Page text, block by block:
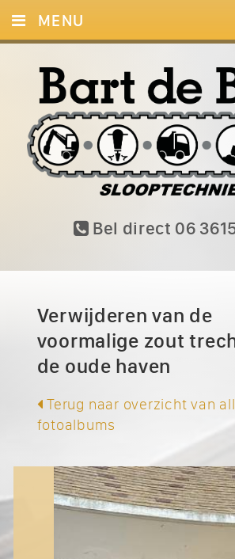
Bel direct 06
MENU
DIENSTEN
FOTO’S
CONTACT
Verwijderen van de
voormalige zout
de oude haven
Terug naar overzicht van
fotoalbums